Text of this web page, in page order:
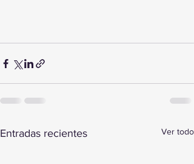
Entradas recientes Ver todo